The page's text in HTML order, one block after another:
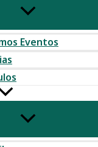
Eventos